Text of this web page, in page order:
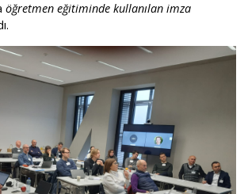
öğretmen eğitiminde kullanılan imza